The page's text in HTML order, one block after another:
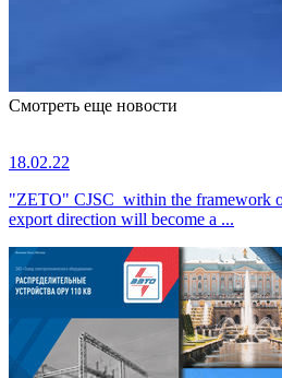
Смотреть еще новости
18.02.22
"ZETO" CJSC within the framework
export direction will become a ...